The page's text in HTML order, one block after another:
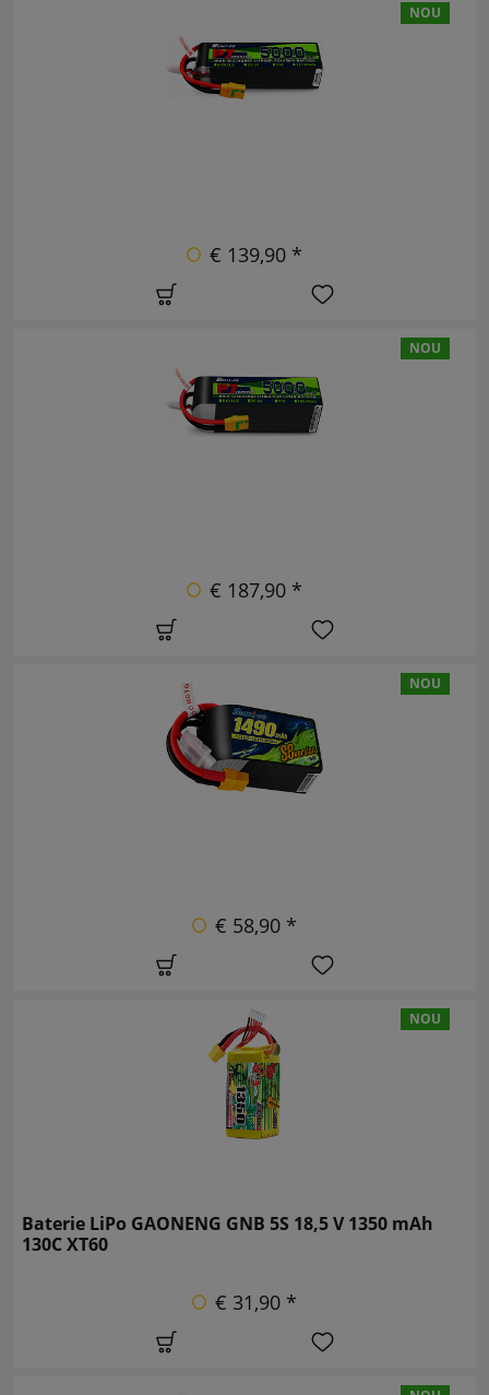
NOU
€ 139,90 *
NOU
€ 187,90 *
NOU
€ 58,90 *
NOU
Baterie LiPo GAONENG GNB 5S 18,5 V 1350 mAh
130C XT60
€ 31,90 *